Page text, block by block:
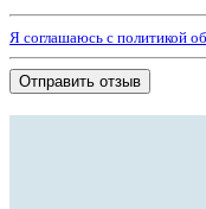
Я соглашаюсь с политикой
Отправить отзыв